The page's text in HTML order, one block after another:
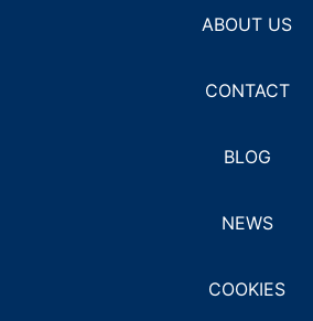
ABOUT US
CONTACT
BLOG
NEWS
COOKIES